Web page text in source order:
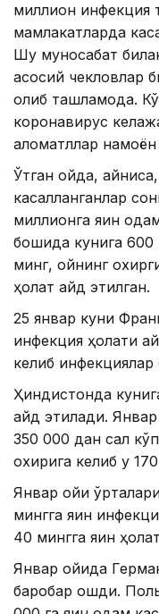
миллион инфекция
мамлакатларда
Шу муносабат
асосий чекловлар
олиб ташламоқда.
коронавирус
аломатллар намоён
Ўтган ойда,
касалланганлар
миллионга яқин
бошида кунига 600
минг, ойнинг
ҳолат қайд этилган.
25 январ куни
инфекция ҳолати
келиб
Ҳиндистонда
қайд этилади. Январ
350 000 дан сал
охирига келиб у
Январ ойи
мингга яқин
40 мингга яқин
Январ ойида
баробар ошди.